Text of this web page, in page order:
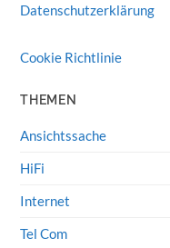
Datenschutzerklärung
Cookie Richtlinie
THEMEN
Ansichtssache
HiFi
Internet
Tel Com